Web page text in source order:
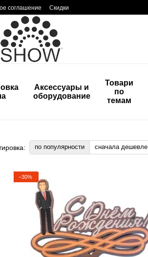
соглашение Скидки
Аксессуары и
оборудование
Товари
по
темам
по популярности сначала дешевле
−30%